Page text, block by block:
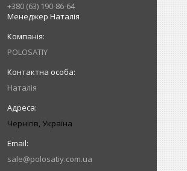
+380 (63) 190-86-64
Менеджер Наталія
POLOSATIY
Наталія
Чернігів, Україна
sale@polosatiy.com.ua